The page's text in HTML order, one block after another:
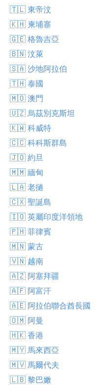
🇹🇱 東帝汶
🇰🇭 柬埔寨
🇬🇪 格魯吉亞
🇧🇳 汶萊
🇸🇦 沙地阿拉伯
🇹🇭 泰國
🇲🇴 澳門
🇺🇿 烏茲別克斯坦
🇰🇼 科威特
🇨🇨 科科斯群島
🇯🇴 約旦
🇲🇲 緬甸
🇱🇦 老撾
🇨🇽 聖誕島
🇮🇴 英屬印度洋領地
🇵🇭 菲律賓
🇲🇳 蒙古
🇻🇳 越南
🇦🇿 阿塞拜疆
🇦🇫 阿富汗
🇦🇪 阿拉伯聯合酋長國
🇴🇲 阿曼
🇭🇰 香港
🇲🇾 馬來西亞
🇲🇻 馬爾代夫
🇱🇧 黎巴嫩